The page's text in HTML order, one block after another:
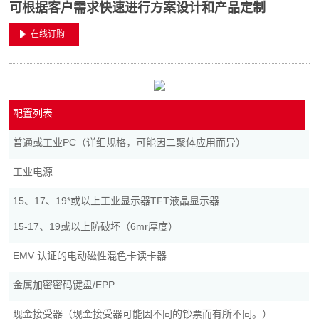
可根据客户需求快速进行方案设计和产品定制
在线订购
配置列表
普通或工业PC（详细规格，可能因二聚体应用而异）
工业电源
15、17、19*或以上工业显示器TFT液晶显示器
15-17、19或以上防破坏（6mr厚度）
EMV 认证的电动磁性混色卡读卡器
金属加密密码键盘/EPP
现金接受器（现金接受器可能因不同的钞票而有所不同。）